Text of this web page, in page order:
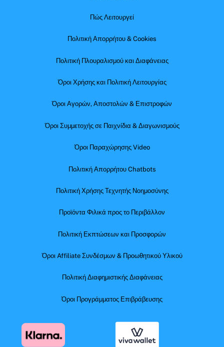
Πώς Λειτουργεί
Πολιτική Απορρήτου & Cookies
Πολιτική Πλουραλισμού και Διαφάνειας
Όροι Χρήσης και Πολιτική Λειτουργίας
Όροι Αγορών, Αποστολών & Επιστροφών
Όροι Συμμετοχής σε Παιχνίδια & Διαγωνισμούς
Όροι Παραχώρησης Video
Πολιτική Απορρήτου Chatbots
Πολιτική Χρήσης Τεχνητής Νοημοσύνης
Προϊόντα Φιλικά προς το Περιβάλλον
Πολιτική Εκπτώσεων και Προσφορών
Όροι Affiliate Συνδέσμων & Προωθητικού Υλικού
Πολιτική Διαφημιστικής Διαφάνειας
Όροι Προγράμματος Επιβράβευσης